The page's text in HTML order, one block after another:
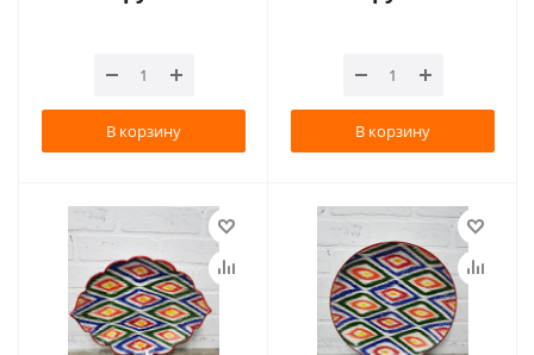
В корзину В корзину